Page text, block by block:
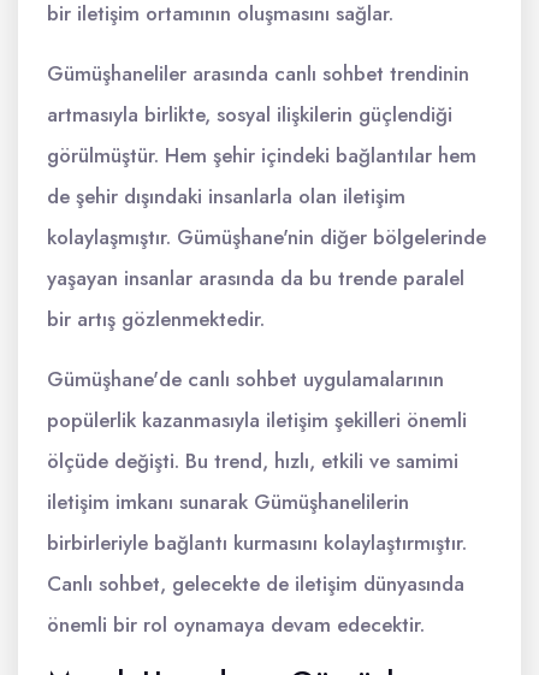
bir iletişim ortamının oluşmasını sağlar.
Gümüşhaneliler arasında canlı sohbet trendinin
artmasıyla birlikte, sosyal ilişkilerin güçlendiği
görülmüştür. Hem şehir içindeki bağlantılar hem
de şehir dışındaki insanlarla olan iletişim
kolaylaşmıştır. Gümüşhane'nin diğer bölgelerinde
yaşayan insanlar arasında da bu trende paralel
bir artış gözlenmektedir.
Gümüşhane'de canlı sohbet uygulamalarının
popülerlik kazanmasıyla iletişim şekilleri önemli
ölçüde değişti. Bu trend, hızlı, etkili ve samimi
iletişim imkanı sunarak Gümüşhanelilerin
birbirleriyle bağlantı kurmasını kolaylaştırmıştır.
Canlı sohbet, gelecekte de iletişim dünyasında
önemli bir rol oynamaya devam edecektir.